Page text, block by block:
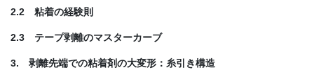
2.2 粘着の経験則
2.3 テープ剥離のマスターカーブ
3. 剥離先端での粘着剤の大変形：糸引き構造